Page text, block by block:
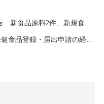
品添加物3件、新規食品接触物質3件を認可
申請の経験共有と難点分析」Q&Aまとめ